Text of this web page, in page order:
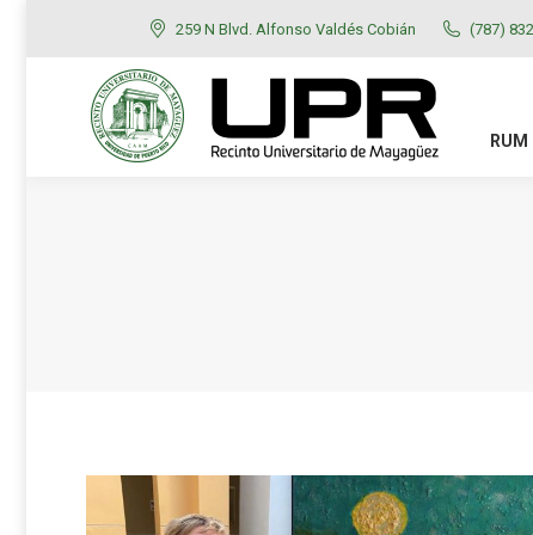
259 N Blvd. Alfonso Valdés Cobián (787)
RUM
RUM ADMISIONES